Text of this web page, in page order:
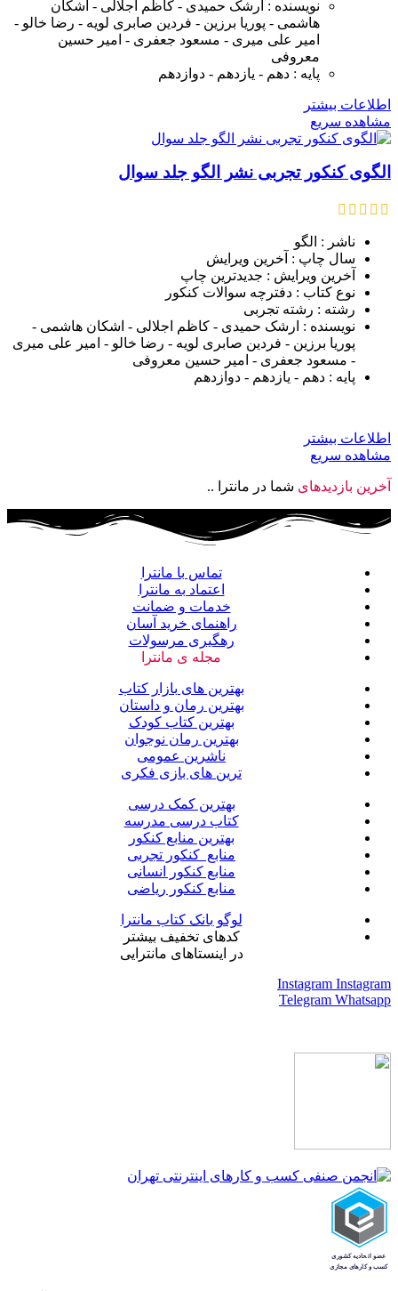
نویسنده : ارشک حمیدی - کاظم اجلالی - اشکان
هاشمی - پوریا برزین - فردین صابری لویه - رضا خالو -
امیر علی میری - مسعود جعفری - امیر حسین
معروفی
پایه : دهم - یازدهم - دوازدهم
اطلاعات بیشتر
مشاهده سریع
الگوی کنکور تجربی نشر الگو جلد سوال
ناشر : الگو
سال چاپ : آخرین ویرایش
آخرین ویرایش : جدیدترین چاپ
نوع کتاب : دفترچه سوالات کنکور
رشته : رشته تجربی
نویسنده : ارشک حمیدی - کاظم اجلالی - اشکان هاشمی -
پوریا برزین - فردین صابری لویه - رضا خالو - امیر علی میری
- مسعود جعفری - امیر حسین معروفی
پایه : دهم - یازدهم - دوازدهم
اطلاعات بیشتر
مشاهده سریع
آخرین بازدیدهای شما در مانترا ..
تماس با مانترا
اعتماد به مانترا
خدمات و ضمانت
راهنمای خرید آسان
رهگیری مرسولات
مجله ی مانترا
بهترین های بازار کتاب
بهترین رمان و داستان
بهترین کتاب کودک
بهترین رمان نوجوان
ناشرین عمومی
ترین های بازی فکری
بهترین کمک درسی
کتاب درسی مدرسه
بهترین منابع کنکور
منابع کنکور تجربی
منابع کنکور انسانی
منابع کنکور ریاضی
لوگو بانک کتاب مانترا
کدهای تخفیف بیشتر
در اینستاهای مانترایی
Instagram Instagram
Telegram Whatsapp